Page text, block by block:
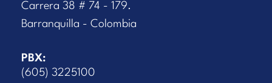
Carrera 38 # 74 - 179.
Barranquilla - Colombia
PBX:
(605) 3225100